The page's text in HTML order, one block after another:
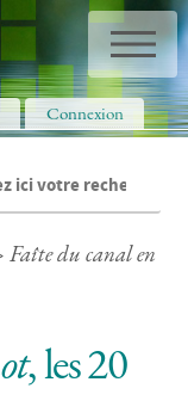
Connexion
Faîte du canal en
, les 20